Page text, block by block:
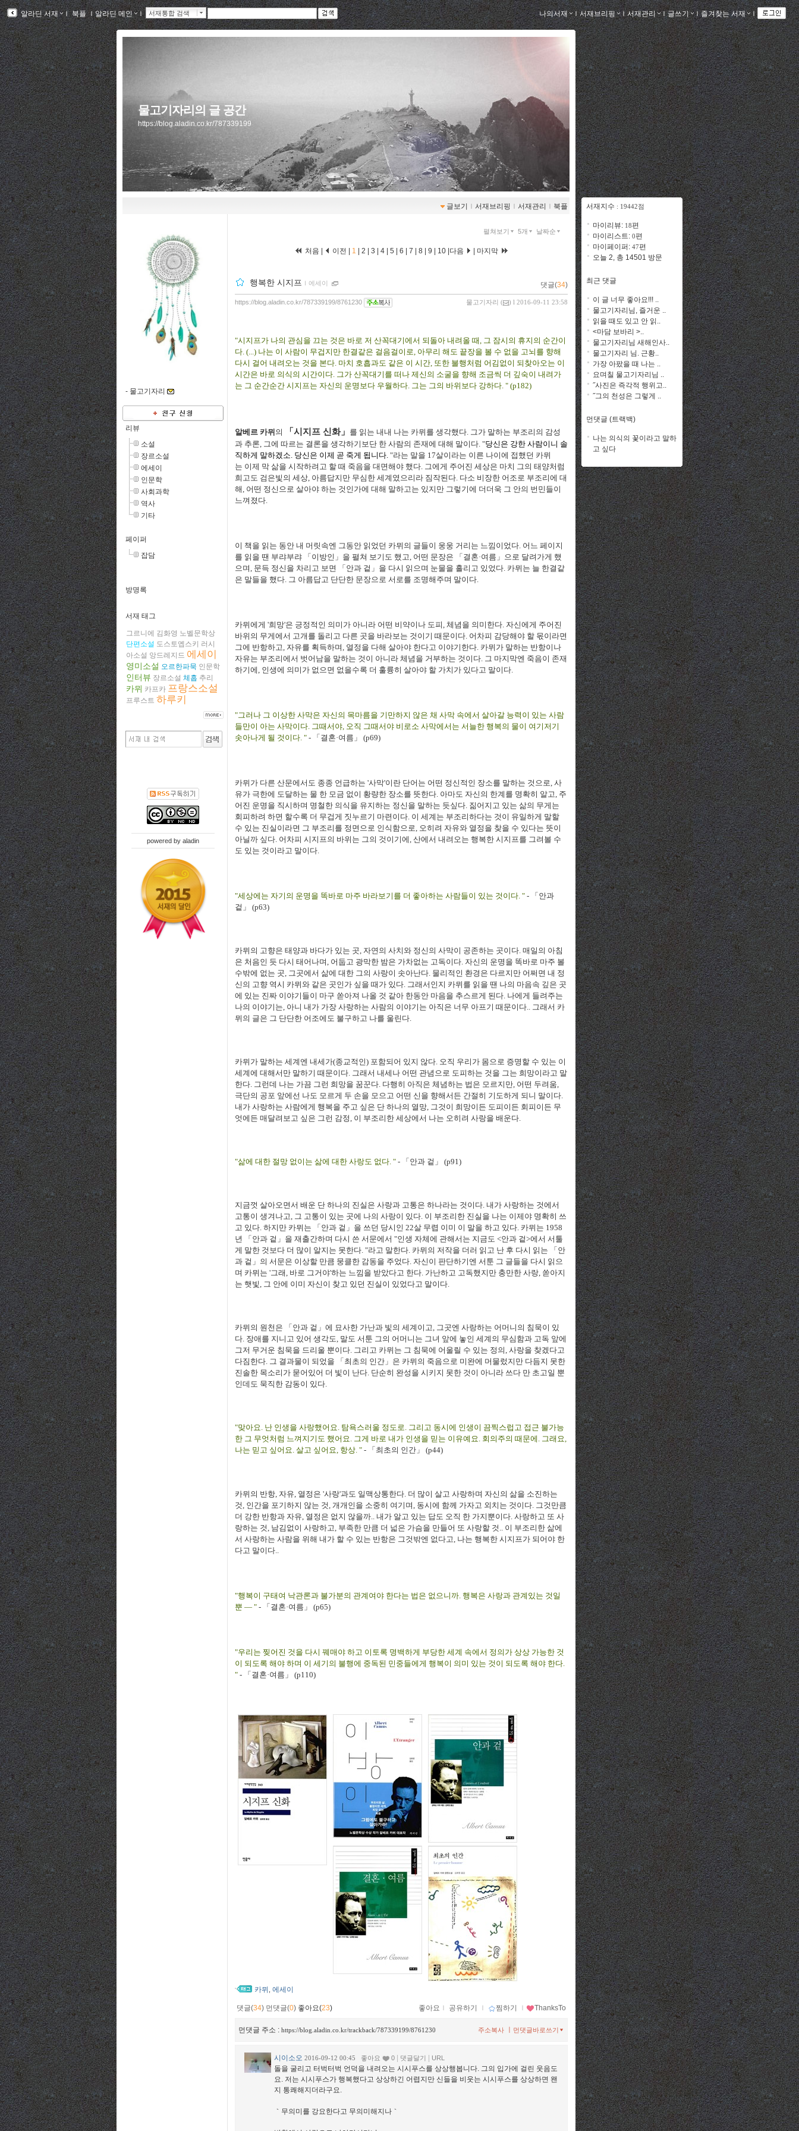
알라딘 서재 ｌ북플ｌ알라딘 메인 ｌ 서재통합 검색 나의서재 ｌ서재브리핑 ｌ서재관리 ｌ글쓰기 ｌ즐겨찾는 서재 ｌ
물고기자리의 글 공간
https://blog.aladin.co.kr/787339199
글보기 ｌ 서재브리핑 ｌ 서재관리 ｌ 북플
- 물고기자리
리뷰
소설
장르소설
에세이
인문학
사회과학
역사
기타
페이퍼
잡담
방명록
서재 태그
그르니에 김화영 노벨문학상
단편소설 도스토옙스키
러시
아소설 앙드레지드 에세이
영미소설 오르한파묵 인문학
인터뷰 장르소설 체홉 추리
카뮈 카프카 프랑스소설
프루스트 하루키
powered by aladin
펼쳐보기 5개 날짜순
처음 | 이전 | 1 2 3 4 5 6 7 8 9 10 다음 마지막
행복한 시지프 ｌ 에세이 댓글(34)
물고기자리 ( ) l 2016-09-11 23:58
https://blog.aladin.co.kr/787339199/8761230
"시지프가 나의 관심을 끄는 것은 바로 저 산꼭대기에서 되돌아 내려올 때, 그 잠시의 휴지의 순간이
다. (...) 나는 이 사람이 무겁지만 한결같은 걸음걸이로, 아무리 해도 끝장을 볼 수 없을 고뇌를 향해
다시 걸어 내려오는 것을 본다. 마치 호흡과도 같은 이 시간, 또한 불행처럼 어김없이 되찾아오는 이
시간은 바로 의식의 시간이다. 그가 산꼭대기를 떠나 제신의 소굴을 향해 조금씩 더 깊숙이 내려가
는 그 순간순간 시지프는 자신의 운명보다 우월하다. 그는 그의 바위보다 강하다. " (p182)
알베르 카뮈 의 「시지프 신화」 를 읽는 내내 나는 카뮈를 생각했다. 그가 말하는 부조리의 감성
과 추론, 그에 따르는 결론을 생각하기보단 한 사람의 존재에 대해 말이다. "당신은 강한 사람이니 솔
직하게 말하겠소. 당신은 이제 곧 죽게 됩니다. "라는 말을 17살이라는 이른 나이에 접했던 카뮈
는 이제 막 삶을 시작하려고 할 때 죽음을 대면해야 했다. 그에게 주어진 세상은 마치 그의 태양처럼
희고도 검은빛의 세상, 아름답지만 무심한 세계였으리라 짐작된다. 다소 비장한 어조로 부조리에 대
해, 어떤 정신으로 살아야 하는 것인가에 대해 말하고는 있지만 그렇기에 더더욱 그 안의 번민들이
느껴졌다.
이 책을 읽는 동안 내 머릿속엔 그동안 읽었던 카뮈의 글들이 웅웅 거리는 느낌이었다. 어느 페이지
를 읽을 땐 부랴부랴 「이방인」을 펼쳐 보기도 했고, 어떤 문장은 「결혼·여름」으로 달려가게 했
으며, 문득 정신을 차리고 보면 「안과 겉」을 다시 읽으며 눈물을 흘리고 있었다. 카뮈는 늘 한결같
은 말들을 했다. 그 아름답고 단단한 문장으로 서로를 조명해주며 말이다.
카뮈에게 '희망'은 긍정적인 의미가 아니라 어떤 비약이나 도피, 체념을 의미한다. 자신에게 주어진
바위의 무게에서 고개를 돌리고 다른 곳을 바라보는 것이기 때문이다. 어차피 감당해야 할 몫이라면
그에 반항하고, 자유를 획득하며, 열정을 다해 살아야 한다고 이야기한다. 카뮈가 말하는 반항이나
자유는 부조리에서 벗어남을 말하는 것이 아니라 체념을 거부하는 것이다. 그 마지막엔 죽음이 존재
하기에, 인생에 의미가 없으면 없을수록 더 훌륭히 살아야 할 가치가 있다고 말이다.
"그러나 그 이상한 사막은 자신의 목마름을 기만하지 않은 채 사막 속에서 살아갈 능력이 있는 사람
들만이 아는 사막이다. 그때서야, 오직 그때서야 비로소 사막에서는 서늘한 행복의 물이 여기저기
솟아나게 될 것이다. " - 「 결혼·여름 」 (p69)
카뮈가 다른 산문에서도 종종 언급하는 '사막'이란 단어는 어떤 정신적인 장소를 말하는 것으로, 사
유가 극한에 도달하는 물 한 모금 없이 황량한 장소를 뜻한다. 아마도 자신의 한계를 명확히 알고, 주
어진 운명을 직시하며 명철한 의식을 유지하는 정신을 말하는 듯싶다. 짊어지고 있는 삶의 무게는
회피하려 하면 할수록 더 무겁게 짓누르기 마련이다. 이 세계는 부조리하다는 것이 유일하게 말할
수 있는 진실이라면 그 부조리를 정면으로 인식함으로, 오히려 자유와 열정을 찾을 수 있다는 뜻이
아닐까 싶다. 어차피 시지프의 바위는 그의 것이기에, 산에서 내려오는 행복한 시지프를 그려볼 수
도 있는 것이라고 말이다.
"세상에는 자기의 운명을 똑바로 마주 바라보기를 더 좋아하는 사람들이 있는 것이다. " -
「안과
겉」 (p63)
카뮈의 고향은 태양과 바다가 있는 곳, 자연의 사치와 정신의 사막이 공존하는 곳이다. 매일의 아침
은 처음인 듯 다시 태어나며, 어둡고 광막한 밤은 가차없는 고독이다. 자신의 운명을 똑바로 마주 볼
수밖에 없는 곳, 그곳에서 삶에 대한 그의 사랑이 솟아난다. 물리적인 환경은 다르지만 어쩌면 내 정
신의 고향 역시 카뮈와 같은 곳인가 싶을 때가 있다. 그래서인지 카뮈를 읽을 땐 나의 마음속 깊은 곳
에 있는 진짜 이야기들이 마구 쏟아져 나올 것 같아 한동안 마음을 추스르게 된다. 나에게 들려주는
나의 이야기는, 아니 내가 가장 사랑하는 사람의 이야기는 아직은 너무 아프기 때문이다.. 그래서 카
뮈의 글은 그 단단한 어조에도 불구하고 나를 울린다.
카뮈가 말하는 세계엔 내세가(종교적인) 포함되어 있지 않다. 오직 우리가 몸으로 증명할 수 있는 이
세계에 대해서만 말하기 때문이다. 그래서 내세나 어떤 관념으로 도피하는 것을 그는 희망이라고 말
한다. 그런데 나는 가끔 그런 희망을 꿈꾼다. 다행히 아직은 체념하는 법은 모르지만, 어떤 두려움,
극단의 공포 앞에선 나도 모르게 두 손을 모으고 어떤 신을 향해서든 간절히 기도하게 되니 말이다.
내가 사랑하는 사람에게 행복을 주고 싶은 단 하나의 열망, 그것이 희망이든 도피이든 회피이든 무
엇에든 매달려보고 싶은 그런 감정, 이 부조리한 세상에서 나는 오히려 사랑을 배운다.
"삶에 대한 절망 없이는 삶에 대한 사랑도 없다. " - 「안과 겉」 (p91)
지금껏 살아오면서 배운 단 하나의 진실은 사랑과 고통은 하나라는 것이다. 내가 사랑하는 것에서
고통이 생겨나고, 그 고통이 있는 곳에 나의 사랑이 있다. 이 부조리한 진실을 나는 이제야 명확히 쓰
고 있다. 하지만 카뮈는
「안과 겉」을 쓰던 당시인 22살 무렵 이미 이 말을 하고 있다. 카뮈는 1958
년
「 안과 겉 」 을 재출간하며 다시 쓴 서문에서 "인생 자체에 관해서는 지금도 <안과 겉>에서 서툴
게 말한 것보다 더 많이 알지는 못한다. "라고 말한다. 카뮈의 저작을 더러 읽고 난 후 다시 읽는
「안
과 겉」의 서문은 이상할 만큼 뭉클한 감동을 주었다. 자신이 판단하기엔 서툰 그 글들을 다시 읽으
며 카뮈는 '그래, 바로 그거야'하는 느낌을 받았다고 한다. 가난하고 고독했지만 충만한 사랑, 쏟아지
는 햇빛, 그 안에 이미 자신이 찾고 있던 진실이 있었다고 말이다.
카뮈의 원천은 「 안과 겉 」에 묘사한 가난과 빛의 세계이고, 그곳엔 사랑하는 어머니의 침묵이 있
다. 장애를 지니고 있어 생각도, 말도 서툰 그의 어머니는 그녀 앞에 놓인 세계의 무심함과 고독 앞에
그저 무거운 침묵을 드리울 뿐이다. 그리고 카뮈는 그 침묵에 어울릴 수 있는 정의, 사랑을 찾겠다고
다짐한다. 그 결과물이 되었을
「최초의 인간」 은 카뮈의 죽음으로 미완에 머물렀지만 다듬지 못한
진솔한 목소리가 묻어있어 더 빛이 난다. 단순히 완성을 시키지 못한 것이 아니라 쓰다 만 초고일 뿐
인데도 묵직한 감동이 있다.
"맞아요. 난 인생을 사랑했어요. 탐욕스러울 정도로. 그리고 동시에 인생이 끔찍스럽고 접근 불가능
한 그 무엇처럼 느껴지기도 했어요. 그게 바로 내가 인생을 믿는 이유예요. 회의주의 때문에. 그래요,
나는 믿고 싶어요. 살고 싶어요, 항상. " - 「최초의 인간」 (p44)
카뮈의 반항, 자유, 열정은 '사랑'과도 일맥상통한다. 더 많이 살고 사랑하며 자신의 삶을 소진하는
것, 인간을 포기하지 않는 것, 개개인을 소중히 여기며, 동시에 함께 가자고 외치는 것이다. 그것만큼
더 강한 반항과 자유, 열정은 없지 않을까.. 내가 알고 있는 답도 오직 한 가지뿐이다. 사랑하고 또 사
랑하는 것, 남김없이 사랑하고, 부족한 만큼 더 넓은 가슴을 만들어 또 사랑할 것.. 이 부조리한 삶에
서 사랑하는 사람을 위해 내가 할 수 있는 반항은 그것밖엔 없다고, 나는 행복한 시지프가 되어야 한
다고 말이다..
"행복이 구태여 낙관론과 불가분의 관계여야 한다는 법은 없으니까. 행복은 사랑과 관계있는 것일
뿐 ― " - 「결혼·여름」 (p65)
"우리는 찢어진 것을 다시 꿰매야 하고 이토록 명백하게 부당한 세계 속에서 정의가 상상 가능한 것
이 되도록 해야 하며 이 세기의 불행에 중독된 민중들에게 행복이 의미 있는 것이 되도록 해야 한다.
" - 「 결혼·여름 」 (p110)
카뮈 , 에세이
댓글(34) 먼댓글(0) 좋아요(23) 좋아요 ｌ 공유하기 ｌ 찜하기 ｌ ThanksTo
먼댓글 주소 : https://blog.aladin.co.kr/trackback/787339199/8761230 먼댓글바로쓰기
주소복사
시이소오 2016-09-12 00:45 좋아요 0 댓글달기 URL
돌을 굴리고 터벅터벅 언덕을 내려오는 시시푸스를 상상행봅니다. 그의 입가에 걸린 웃음도
요. 저는 시시푸스가 행복했다고 상상하긴 어렵지만 신들을 비웃는 시시푸스를 상상하면 왠
지 통쾌해지더라구요.
｀무의미를 강요한다고 무의미해지나｀
서재지수 : 19442점
마이리뷰: 18편
마이리스트: 0편
마이페이퍼: 47편
오늘 2, 총 14501 방문
최근 댓글
이 글 너무 좋아요!!! ..
물고기자리님, 즐거운 ..
읽을 때도 있고 안 읽..
<마담 보바리 >..
물고기자리님 새해인사..
물고기자리 님. 근황..
가장 아팠을 때 나는 ..
요며칠 물고기자리님 ..
˝사진은 즉각적 행위고..
˝그의 천성은 그렇게 ..
먼댓글 (트랙백)
나는 의식의 꽃이라고 말하
고 싶다